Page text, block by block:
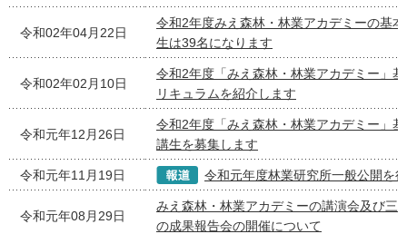
令和02年04月22日
令和2年度みえ森林・林業アカデミーの基
生は39名になります
令和02年02月10日
令和2年度「みえ森林・林業アカデミー」
リキュラムを紹介します
令和元年12月26日
令和2年度「みえ森林・林業アカデミー」
講生を募集します
令和元年11月19日 令和元年度林業研究所一般公開を
令和元年08月29日
みえ森林・林業アカデミーの講演会及び三
の成果報告会の開催について